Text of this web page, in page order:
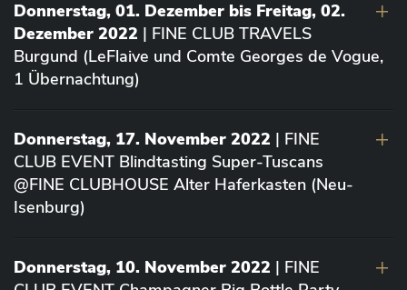
Donnerstag, 01. Dezember bis Freitag, 02.
Dezember 2022 | FINE CLUB TRAVELS
Burgund (LeFlaive und Comte Georges de Vogue,
1 Übernachtung)
Donnerstag, 17. November 2022 | FINE
CLUB EVENT Blindtasting Super-Tuscans
@FINE CLUBHOUSE Alter Haferkasten (Neu-
Isenburg)
Donnerstag, 10. November 2022 | FINE